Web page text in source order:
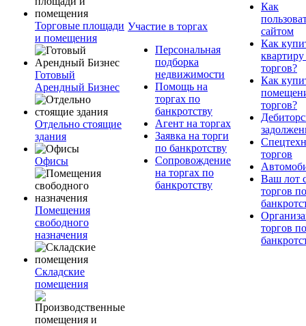
Торговые площади
и помещения
Готовый
Арендный Бизнес
Отдельно стоящие
здания
Офисы
Помещения
свободного
назначения
Складские
помещения
Участие в торгах
Персональная
подборка
недвижимости
Помощь на
торгах по
банкротству
Агент на торгах
Заявка на торги
по банкротству
Сопровождение
на торгах по
банкротству
Как
сайтом
Как
квартиру
торгов?
Как
торгов?
торгов
Ваш лот
торгов по
торгов по